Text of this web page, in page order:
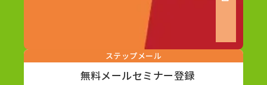
ステップメール
無料メールセミナー登録